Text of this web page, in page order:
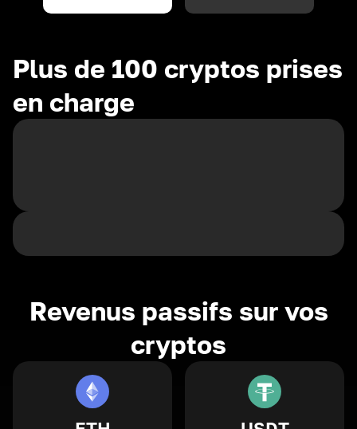
Plus de 100 cryptos prises
en charge
Revenus passifs sur vos
cryptos